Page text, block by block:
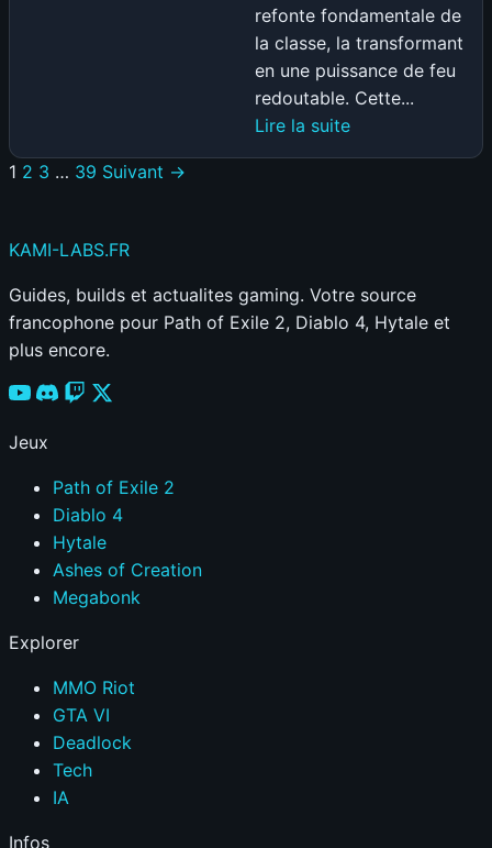
refonte fondamentale de
la classe, la transformant
en une puissance de feu
redoutable. Cette...
Lire la suite:
Destruction
PVE
1 2 3 … 39 Suivant →
KAMI-LABS.FR
Guides, builds et actualites gaming. Votre source
francophone pour Path of Exile 2, Diablo 4, Hytale et
plus encore.
Jeux
Path of Exile 2
Diablo 4
Hytale
Ashes of Creation
Megabonk
Explorer
MMO Riot
GTA VI
Deadlock
Tech
IA
Infos